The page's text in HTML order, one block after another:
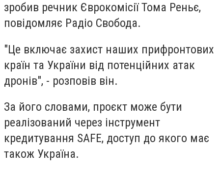
зробив речник Єврокомісії Тома Реньє,
повідомляє Радіо Свобода.
"Це включає захист наших прифронтових
країн та України від потенційних атак
дронів", - розповів він.
За його словами, проєкт може бути
реалізований через інструмент
кредитування SAFE, доступ до якого має
також Україна.